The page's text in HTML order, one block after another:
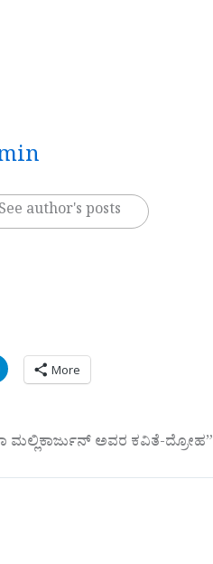
See author's posts
More
ಮಲ್ಲಿಕಾರ್ಜುನ್ ಅವರ ಕವಿತೆ-ದ್ರೋಹ”